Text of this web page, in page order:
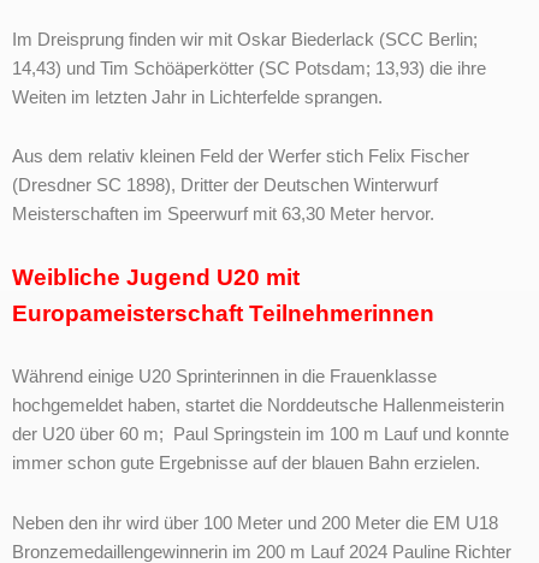
Im Dreisprung finden wir mit Oskar Biederlack (SCC Berlin;
14,43) und Tim Schöäperkötter (SC Potsdam; 13,93) die ihre
Weiten im letzten Jahr in Lichterfelde sprangen.
Aus dem relativ kleinen Feld der Werfer stich Felix Fischer
(Dresdner SC 1898), Dritter der Deutschen Winterwurf
Meisterschaften im Speerwurf mit 63,30 Meter hervor.
Weibliche Jugend U20 mit
Europameisterschaft Teilnehmerinnen
Während einige U20 Sprinterinnen in die Frauenklasse
hochgemeldet haben, startet die Norddeutsche Hallenmeisterin
der U20 über 60 m; Paul Springstein im 100 m Lauf und konnte
immer schon gute Ergebnisse auf der blauen Bahn erzielen.
Neben den ihr wird über 100 Meter und 200 Meter die EM U18
Bronzemedaillengewinnerin im 200 m Lauf 2024 Pauline Richter